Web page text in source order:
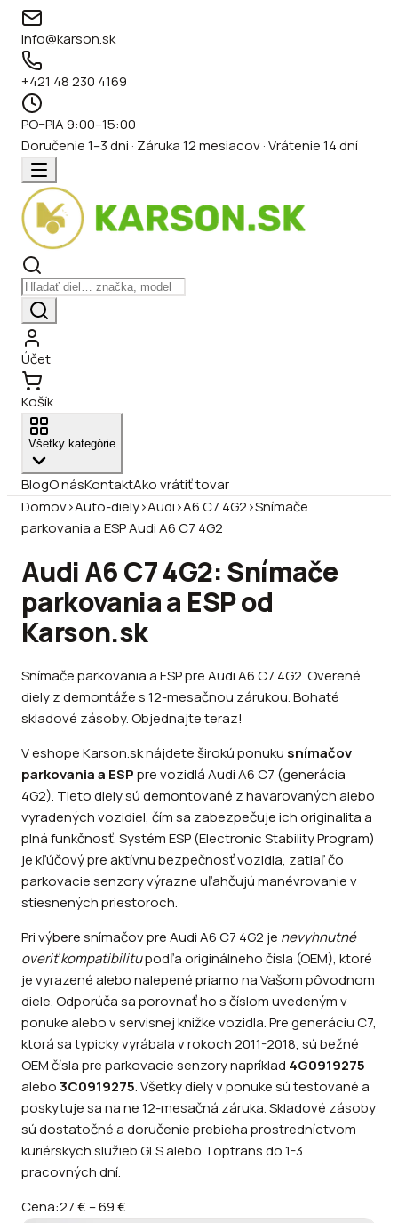
info@karson.sk
+421 48 230 4169
PO–PIA 9:00–15:00
Doručenie 1–3 dni · Záruka 12 mesiacov · Vrátenie 14 dní
Účet
Košík
Všetky kategórie
BlogO násKontaktAko vrátiť tovar
Domov›Auto-diely›Audi›A6 C7 4G2›Snímače
parkovania a ESP Audi A6 C7 4G2
Audi A6 C7 4G2: Snímače
parkovania a ESP od
Karson.sk
Snímače parkovania a ESP pre Audi A6 C7 4G2. Overené
diely z demontáže s 12-mesačnou zárukou. Bohaté
skladové zásoby. Objednajte teraz!
V eshope Karson.sk nájdete širokú ponuku snímačov
parkovania a ESPpre vozidlá Audi A6 C7 (generácia
4G2). Tieto diely sú demontované z havarovaných alebo
vyradených vozidiel, čím sa zabezpečuje ich originalita a
plná funkčnosť. Systém ESP (Electronic Stability Program)
je kľúčový pre aktívnu bezpečnosť vozidla, zatiaľ čo
parkovacie senzory výrazne uľahčujú manévrovanie v
stiesnených priestoroch.
Pri výbere snímačov pre Audi A6 C7 4G2 je nevyhnutné
overiť kompatibilitupodľa originálneho čísla (OEM), ktoré
je vyrazené alebo nalepené priamo na Vašom pôvodnom
diele. Odporúča sa porovnať ho s číslom uvedeným v
ponuke alebo v servisnej knižke vozidla. Pre generáciu C7,
ktorá sa typicky vyrábala v rokoch 2011-2018, sú bežné
OEM čísla pre parkovacie senzory napríklad 4G0919275
alebo3C0919275. Všetky diely v ponuke sú testované a
poskytuje sa na ne 12-mesačná záruka. Skladové zásoby
sú dostatočné a doručenie prebieha prostredníctvom
kuriérskych služieb GLS alebo Toptrans do 1-3
pracovných dní.
Cena:27 €–69 €